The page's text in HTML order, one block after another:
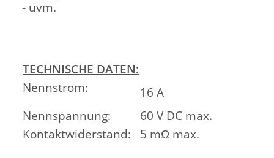
- uvm.
TECHNISCHE DATEN:
Nennstrom:
16 A
Nennspannung:
60 V DC max.
Kontaktwiderstand:
5 mΩ max.